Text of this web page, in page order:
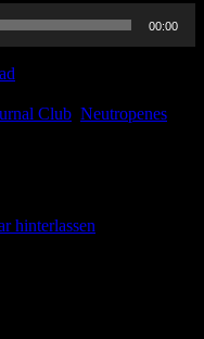
00:00
Club Neutropenes
hinterlassen